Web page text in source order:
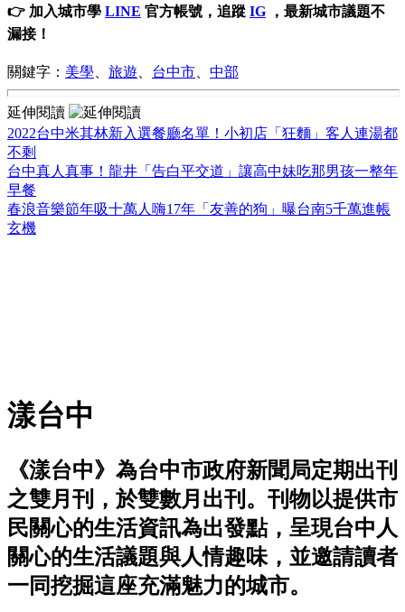
👉 加入城市學 LINE 官方帳號，追蹤 IG ，最新城市議題不
漏接！
關鍵字： 美學 旅遊 台中市 中部
延伸閱讀
2022台中米其林新入選餐廳名單！小初店「狂麵」客人連湯都
不剩
台中真人真事！龍井「告白平交道」讓高中妹吃那男孩一整年
早餐
春浪音樂節年吸十萬人嗨17年「友善的狗」曝台南5千萬進帳
玄機
漾台中
《漾台中》為台中市政府新聞局定期出刊
之雙月刊，於雙數月出刊。刊物以提供市
民關心的生活資訊為出發點，呈現台中人
關心的生活議題與人情趣味，並邀請讀者
一同挖掘這座充滿魅力的城市。